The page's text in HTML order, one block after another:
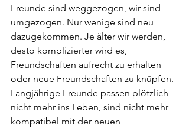
Freunde sind weggezogen, wir sind
umgezogen. Nur wenige sind neu
dazugekommen. Je älter wir werden,
desto komplizierter wird es,
Freundschaften aufrecht zu erhalten
oder neue Freundschaften zu knüpfen.
Langjährige Freunde passen plötzlich
nicht mehr ins Leben, sind nicht mehr
kompatibel mit der neuen